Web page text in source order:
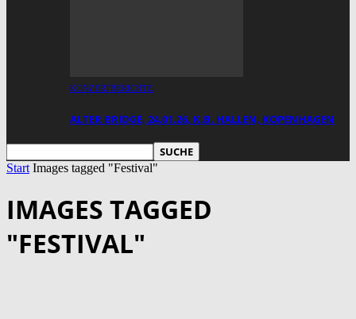
KONZERTBERICHTE
ALTER BRIDGE, 24.01.26, K.B. HALLEN, KOPENHAGEN
Start Images tagged "Festival"
IMAGES TAGGED
"FESTIVAL"